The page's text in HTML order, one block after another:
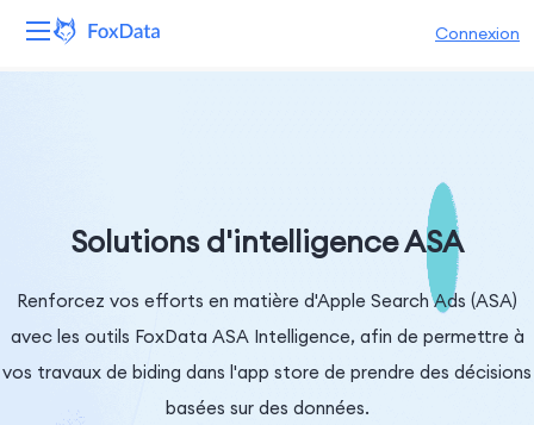
Connexion
Tarifs
Entreprise
Solutions d'intelligence ASA
Renforcez vos efforts en matière d'Apple Search Ads (ASA)
avec les outils FoxData ASA Intelligence, afin de permettre à
vos travaux de biding dans l'app store de prendre des décisions
basées sur des données.